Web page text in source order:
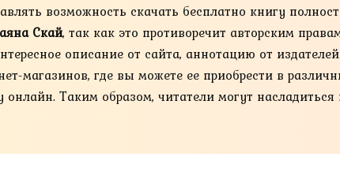
возможность скачать бесплатно книгу
Скай, так как это противоречит авторским
описание от сайта, аннотацию от
магазинов, где вы можете ее приобрести в
Таким образом, читатели могут